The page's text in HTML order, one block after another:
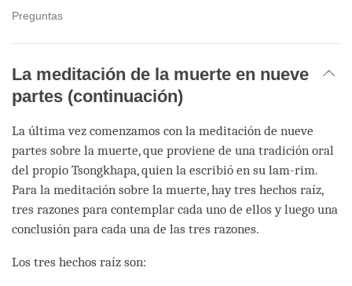
Preguntas
La meditación de la muerte en nueve
partes (continuación)
La última vez comenzamos con la meditación de nueve
partes sobre la muerte, que proviene de una tradición oral
del propio Tsongkhapa, quien la escribió en su lam-rim.
Para la meditación sobre la muerte, hay tres hechos raíz,
tres razones para contemplar cada uno de ellos y luego una
conclusión para cada una de las tres razones.
Los tres hechos raíz son: